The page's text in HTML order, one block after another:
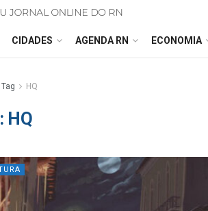
CIDADES AGENDA RN ECONOMIA
Tag HQ
HQ